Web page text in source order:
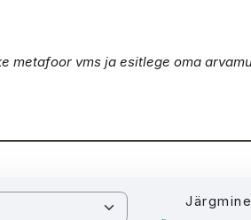
metafoor vms ja esitlege oma